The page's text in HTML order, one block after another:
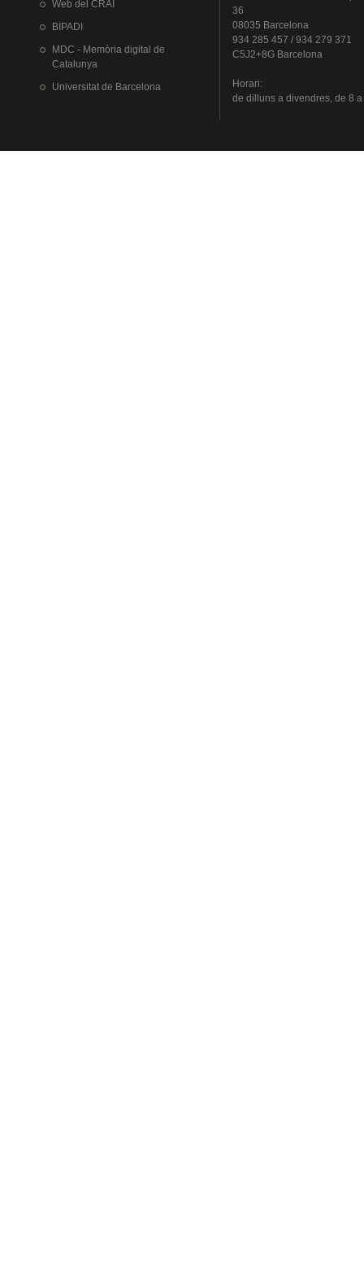
Web del CRAI
BIPADI
MDC - Memòria digital de
Catalunya
Universitat de Barcelona
36
08035 Barcelona
934 285 457 / 934 279 371
C5J2+8G Barcelona
Horari:
de dillunsa divendres, de 8